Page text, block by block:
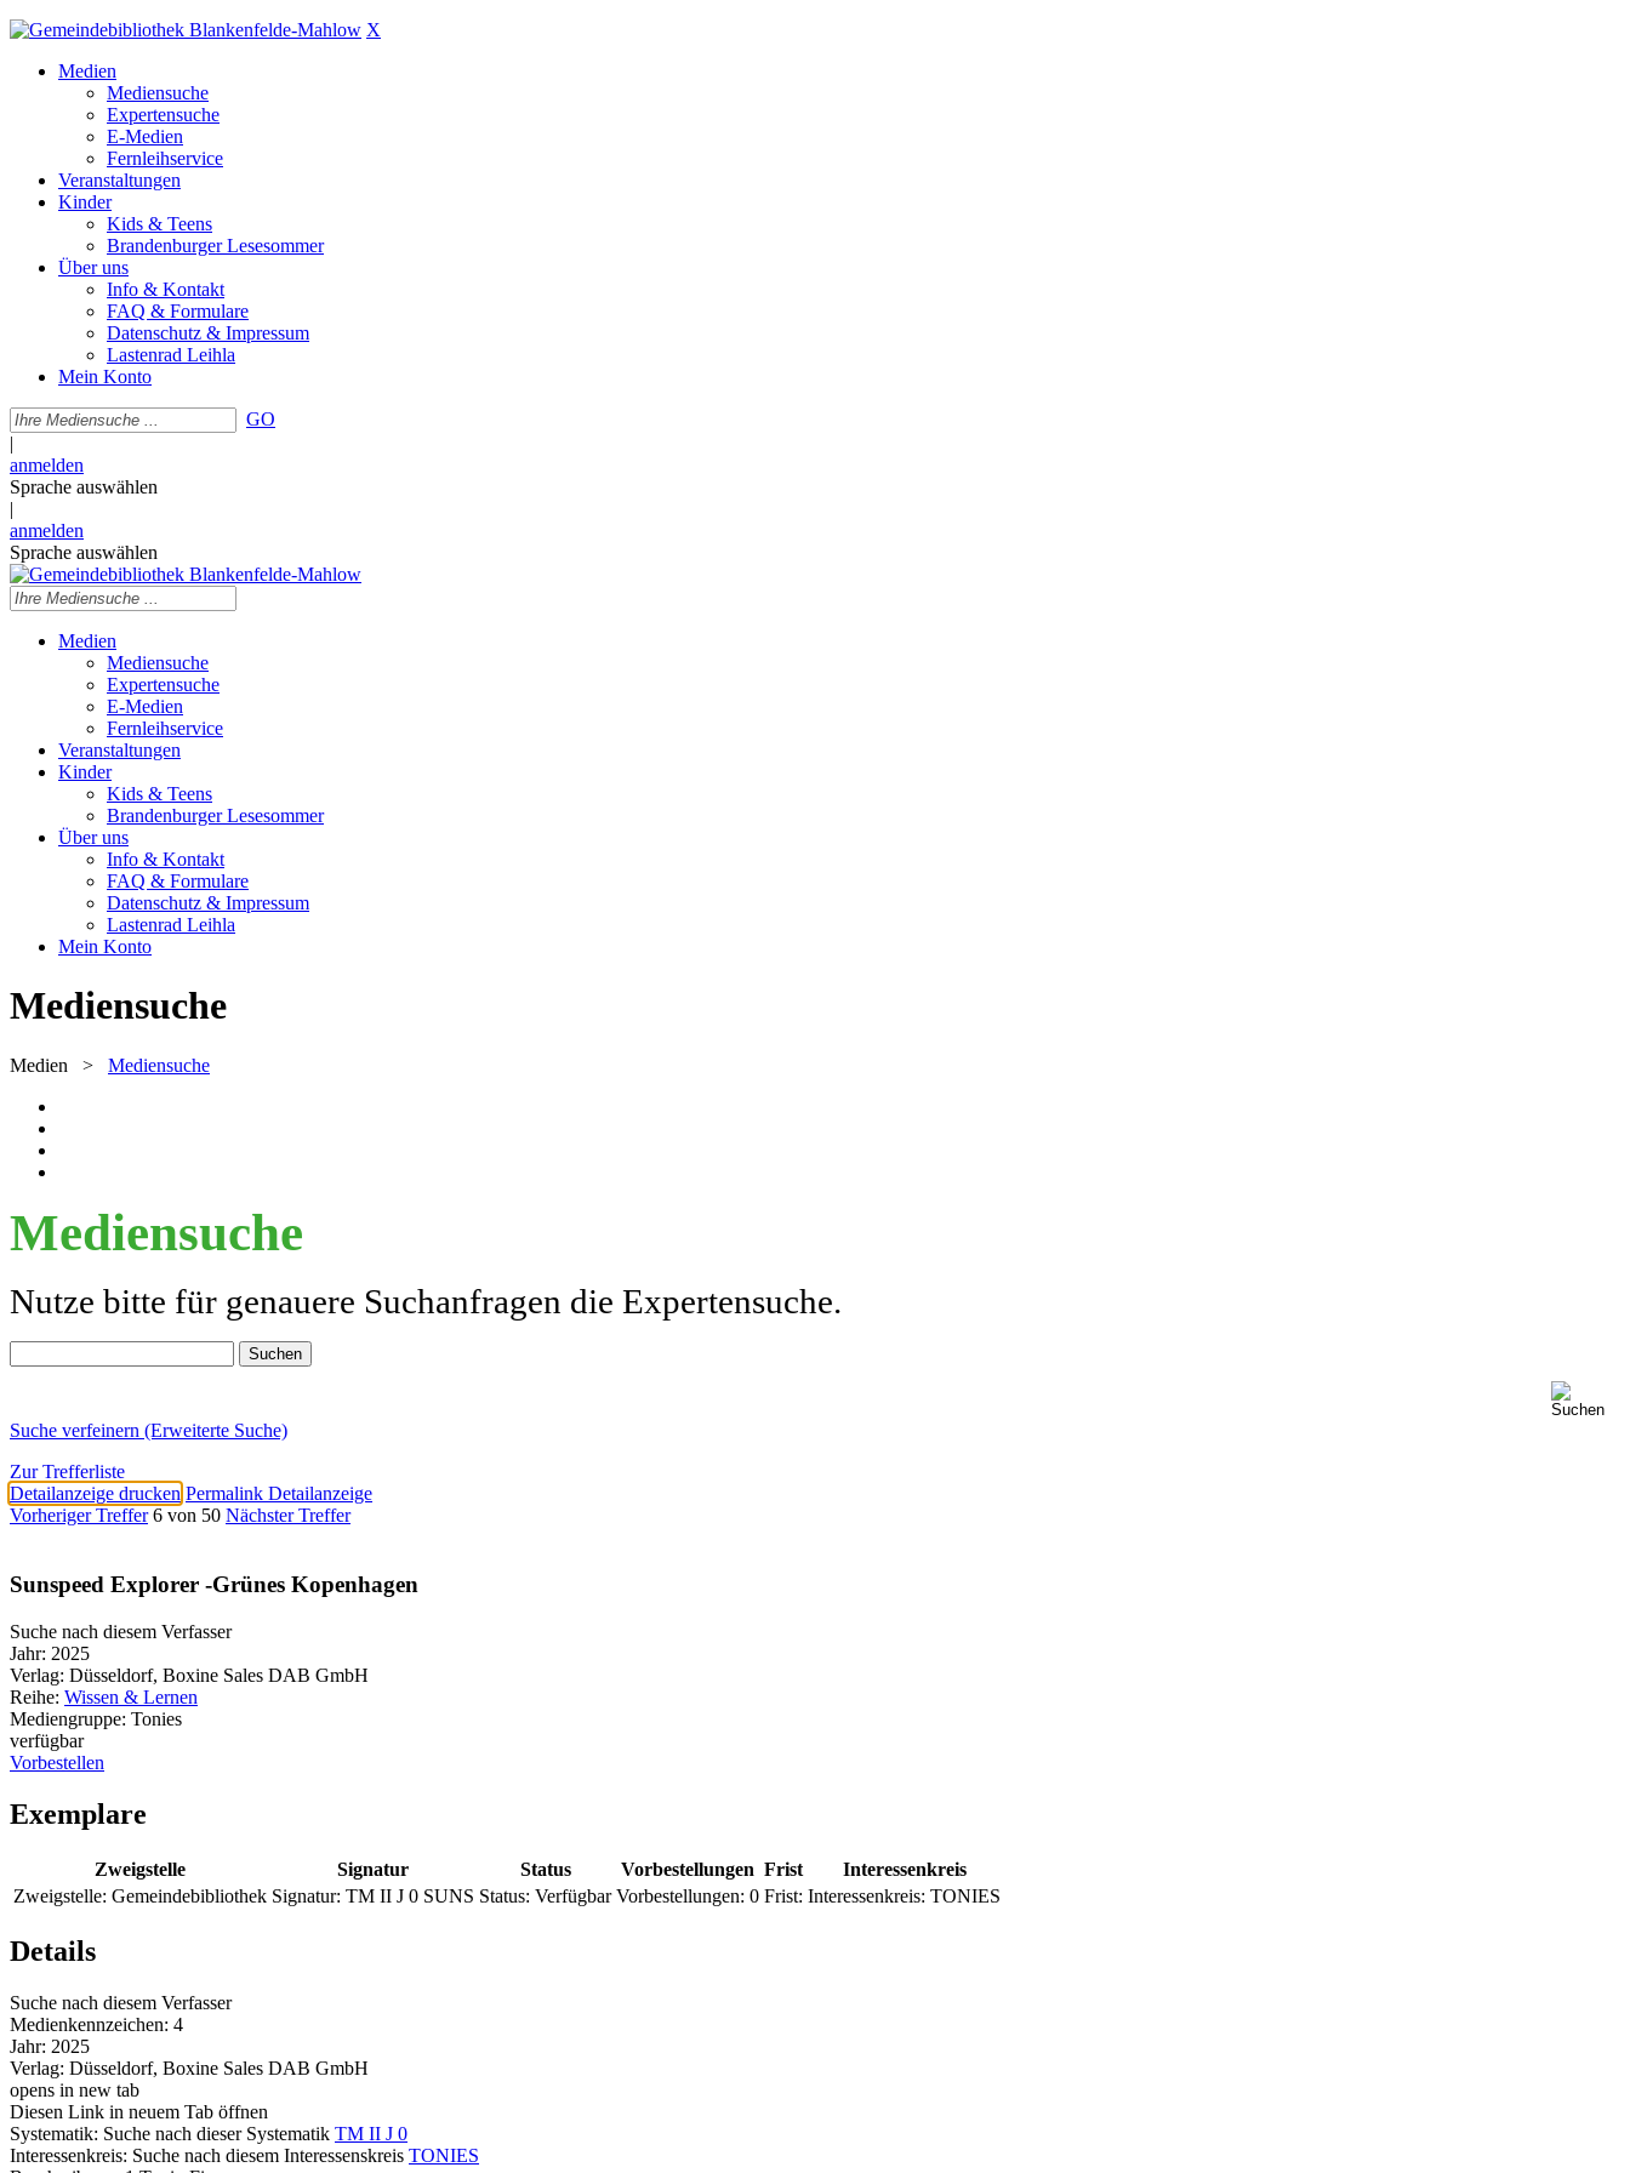
X
Medien
Mediensuche
Expertensuche
E-Medien
Fernleihservice
Veranstaltungen
Kinder
Kids & Teens
Brandenburger Lesesommer
Über uns
Info & Kontakt
FAQ & Formulare
Datenschutz & Impressum
Lastenrad Leihla
Mein Konto
GO
|
anmelden
Sprache auswählen
|
anmelden
Sprache auswählen
Medien
Mediensuche
Expertensuche
E-Medien
Fernleihservice
Veranstaltungen
Kinder
Kids & Teens
Brandenburger Lesesommer
Über uns
Info & Kontakt
FAQ & Formulare
Datenschutz & Impressum
Lastenrad Leihla
Mein Konto
Mediensuche
Medien > Mediensuche
Mediensuche
Nutze bitte für genauere Suchanfragen die Expertensuche.
Suche verfeinern (Erweiterte Suche)
Zur Trefferliste
Detailanzeige drucken Permalink Detailanzeige
Vorheriger Treffer 6 von 50 Nächster Treffer
Sunspeed Explorer -Grünes Kopenhagen
Suche nach diesem Verfasser
Jahr: 2025
Verlag: Düsseldorf, Boxine Sales DAB GmbH
Reihe: Wissen & Lernen
Mediengruppe: Tonies
verfügbar
Vorbestellen
Exemplare
Zweigstelle Signatur Status Vorbestellungen Frist
Interessenkreis
Zweigstelle: Gemeindebibliothek Signatur: TM II J 0 SUNS Status: Verfügbar Vorbestellungen: 0 Frist: Interessenkreis: TONIES
Details
Suche nach diesem Verfasser
Medienkennzeichen: 4
Jahr: 2025
Verlag: Düsseldorf, Boxine Sales DAB GmbH
opens in new tab
Diesen Link in neuem Tab öffnen
Systematik: Suche nach dieser Systematik TM II J 0
Interessenkreis: Suche nach diesem Interessenskreis TONIES